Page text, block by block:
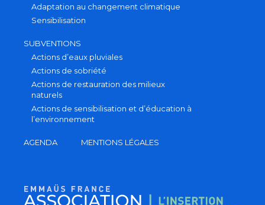
Adaptation au changement climatique
Sensibilisation
SUBVENTIONS
Actions d’eaux pluviales
Actions de sobriété
Actions de restauration des milieux
naturels
Actions de sensibilisation et d’éducation à
l’environnement
AGENDA MENTIONS LÉGALES